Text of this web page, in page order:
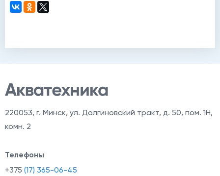
220053, г. Минск, ул. Долгиновский тракт, д. 50, пом. 1Н,
комн. 2
Телефоны
+375 (17) 365-06-45